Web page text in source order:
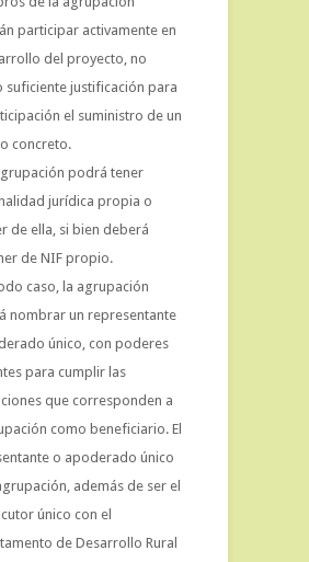
participar activamente en
del proyecto, no
suficiente justificación para
el suministro de un
concreto.
podrá tener
jurídica propia o
de ella, si bien deberá
de NIF propio.
caso, la agrupación
nombrar un representante
único, con poderes
para cumplir las
que corresponden a
como beneficiario. El
o apoderado único
además de ser el
único con el
de Desarrollo Rural